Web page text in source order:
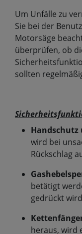
Um Unfälle zu
Sie bei der
Motorsäge
überprüfen, ob
sollten
Handschutz
wird bei
Rückschlag
betätigt
gedrückt
heraus, wird